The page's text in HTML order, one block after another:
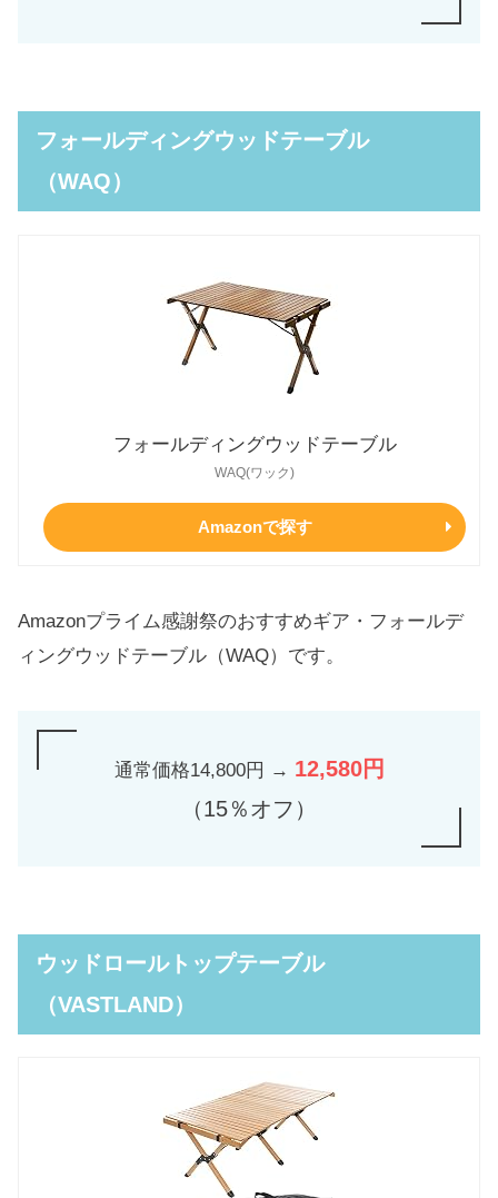
フォールディングウッドテーブル
（WAQ）
フォールディングウッドテーブル
WAQ(ワック)
Amazonで探す
Amazonプライム感謝祭のおすすめギア・フォールデ
ィングウッドテーブル（WAQ）です。
通常価格14,800円 → 12,580円
（15％オフ）
ウッドロールトップテーブル
（VASTLAND）